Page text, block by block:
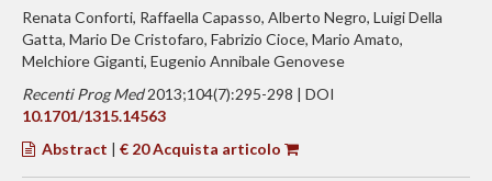
Renata Conforti, Raffaella Capasso, Alberto Negro, Luigi Della
Gatta, Mario De Cristofaro, Fabrizio Cioce, Mario Amato,
Melchiore Giganti, Eugenio Annibale Genovese
Recenti Prog Med2013;104(7):295-298 | DOI
10.1701/1315.14563
Abstract | € 20 Acquista articolo